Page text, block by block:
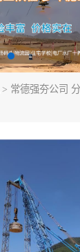
> 常德强夯公司
强夯施